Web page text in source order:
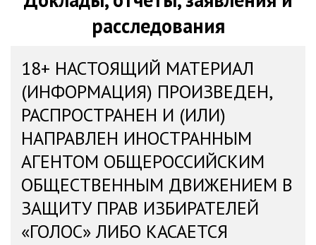
расследования
18+ НАСТОЯЩИЙ МАТЕРИАЛ
(ИНФОРМАЦИЯ) ПРОИЗВЕДЕН,
РАСПРОСТРАНЕН И (ИЛИ)
НАПРАВЛЕН ИНОСТРАННЫМ
АГЕНТОМ ОБЩЕРОССИЙСКИМ
ОБЩЕСТВЕННЫМ ДВИЖЕНИЕМ В
ЗАЩИТУ ПРАВ ИЗБИРАТЕЛЕЙ
«ГОЛОС» ЛИБО КАСАЕТСЯ